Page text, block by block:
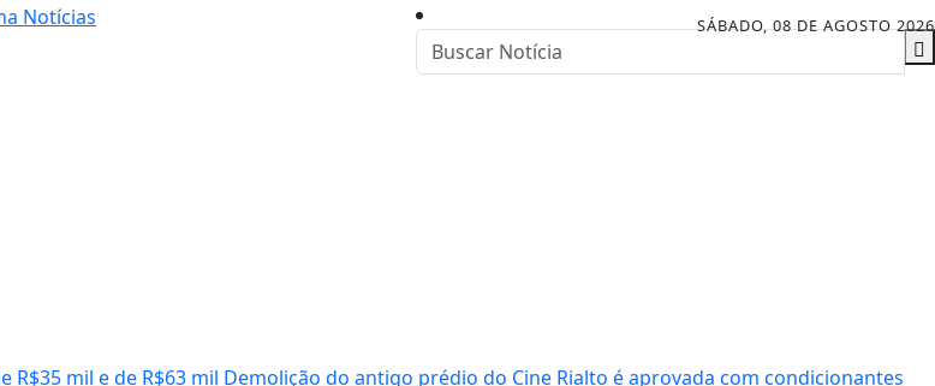
SÁBADO, 08 DE AGOSTO 2026
mil e de R$63 mil Demolição do antigo prédio do Cine Rialto é aprovada com condicionantes